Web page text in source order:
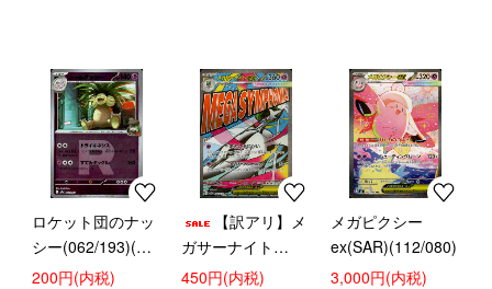
ロケット団のナッ
シー(062/193)(ミ
ラー/ロケット団)
200円(内税)
【訳アリ】メ
ガサーナイト
ex(MA)(226/193)
450円(内税)
メガピクシー
ex(SAR)(112/080)
3,000円(内税)